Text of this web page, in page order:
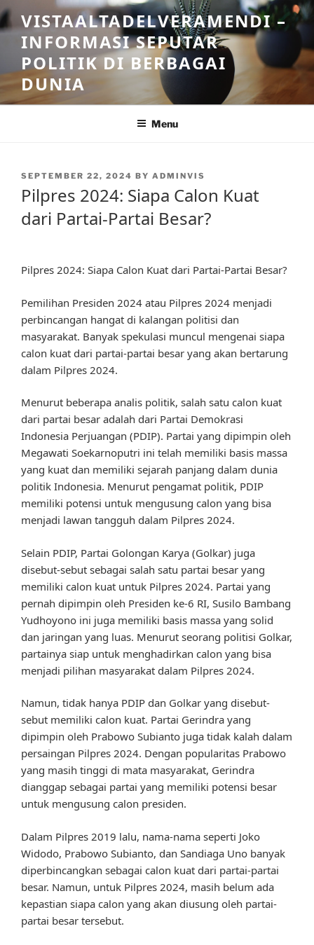
Skip
to
content
VISTAALTADELVERAMENDI –
INFORMASI SEPUTAR
POLITIK DI BERBAGAI
DUNIA
Menu
POSTED
ON
SEPTEMBER 22, 2024 BY ADMINVIS
Pilpres 2024: Siapa Calon Kuat
dari Partai-Partai Besar?
Pilpres 2024: Siapa Calon Kuat dari Partai-Partai Besar?
Pemilihan Presiden 2024 atau Pilpres 2024 menjadi
perbincangan hangat di kalangan politisi dan
masyarakat. Banyak spekulasi muncul mengenai siapa
calon kuat dari partai-partai besar yang akan bertarung
dalam Pilpres 2024.
Menurut beberapa analis politik, salah satu calon kuat
dari partai besar adalah dari Partai Demokrasi
Indonesia Perjuangan (PDIP). Partai yang dipimpin oleh
Megawati Soekarnoputri ini telah memiliki basis massa
yang kuat dan memiliki sejarah panjang dalam dunia
politik Indonesia. Menurut pengamat politik, PDIP
memiliki potensi untuk mengusung calon yang bisa
menjadi lawan tangguh dalam Pilpres 2024.
Selain PDIP, Partai Golongan Karya (Golkar) juga
disebut-sebut sebagai salah satu partai besar yang
memiliki calon kuat untuk Pilpres 2024. Partai yang
pernah dipimpin oleh Presiden ke-6 RI, Susilo Bambang
Yudhoyono ini juga memiliki basis massa yang solid
dan jaringan yang luas. Menurut seorang politisi Golkar,
partainya siap untuk menghadirkan calon yang bisa
menjadi pilihan masyarakat dalam Pilpres 2024.
Namun, tidak hanya PDIP dan Golkar yang disebut-
sebut memiliki calon kuat. Partai Gerindra yang
dipimpin oleh Prabowo Subianto juga tidak kalah dalam
persaingan Pilpres 2024. Dengan popularitas Prabowo
yang masih tinggi di mata masyarakat, Gerindra
dianggap sebagai partai yang memiliki potensi besar
untuk mengusung calon presiden.
Dalam Pilpres 2019 lalu, nama-nama seperti Joko
Widodo, Prabowo Subianto, dan Sandiaga Uno banyak
diperbincangkan sebagai calon kuat dari partai-partai
besar. Namun, untuk Pilpres 2024, masih belum ada
kepastian siapa calon yang akan diusung oleh partai-
partai besar tersebut.